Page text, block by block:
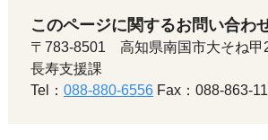
このページに関するお問い合わ
〒783-8501 高知県南国市大そね甲
長寿支援課
Tel： 088-880-6556 Fax：088-863-